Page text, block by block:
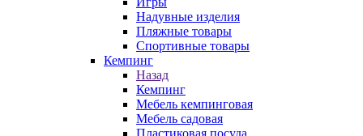
Надувные изделия
Пляжные товары
Спортивные товары
Кемпинг
Назад
Кемпинг
Мебель кемпинговая
Мебель садовая
Пластиковая посуда